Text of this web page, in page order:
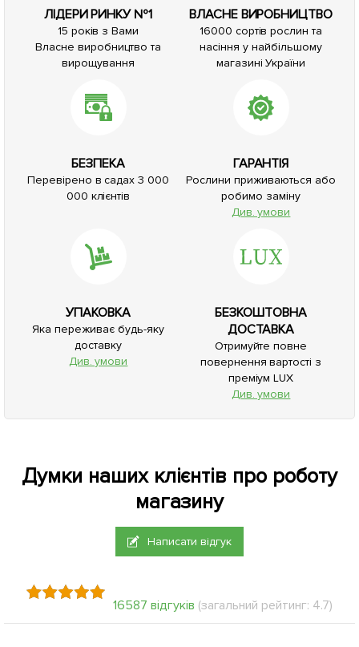
ЛІДЕРИ РИНКУ №1
15 років з Вами
Власне виробництво та
вирощування
ВЛАСНЕ ВИРОБНИЦТВО
16000 сортів рослин та
насіння у найбільшому
магазині України
БЕЗПЕКА
Перевірено в садах 3 000
000 клієнтів
ГАРАНТІЯ
Рослини приживаються або
робимо заміну
Див. умови
УПАКОВКА
Яка переживає будь-яку
доставку
Див. умови
БЕЗКОШТОВНА
ДОСТАВКА
Отримуйте повне
повернення вартості з
преміум LUX
Див. умови
Думки наших клієнтів про роботу
магазину
Написати відгук
16587 відгуків (загальний рейтинг: 4.7)